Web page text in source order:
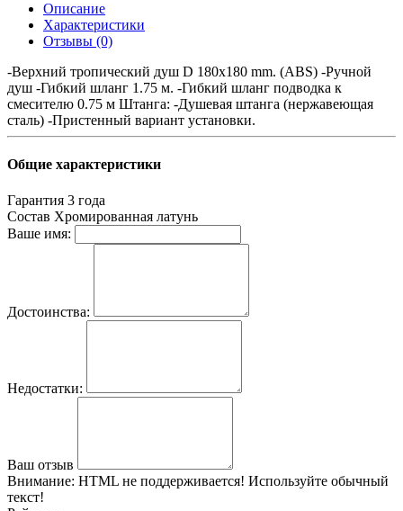
Описание
Характеристики
Отзывы (0)
-Верхний тропический душ D 180х180 mm. (ABS) -Ручной
душ -Гибкий шланг 1.75 м. -Гибкий шланг подводка к
смесителю 0.75 м Штанга: -Душевая штанга (нержавеющая
сталь) -Пристенный вариант установки.
Общие характеристики
Гарантия 3 года
Состав Хромированная латунь
Ваше имя:
Достоинства:
Недостатки:
Ваш отзыв
Внимание: HTML не поддерживается! Используйте обычный
текст!